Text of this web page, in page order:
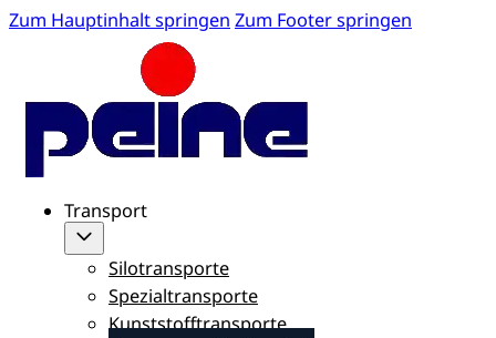
Zum Hauptinhalt springen Zum Footer springen
Transport
Silotransporte
Spezialtransporte
Kunststofftransporte